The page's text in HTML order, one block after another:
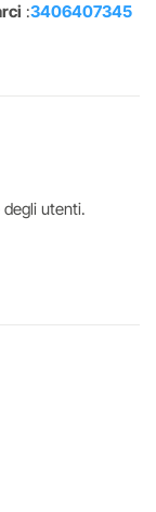
:3406407345
utenti.